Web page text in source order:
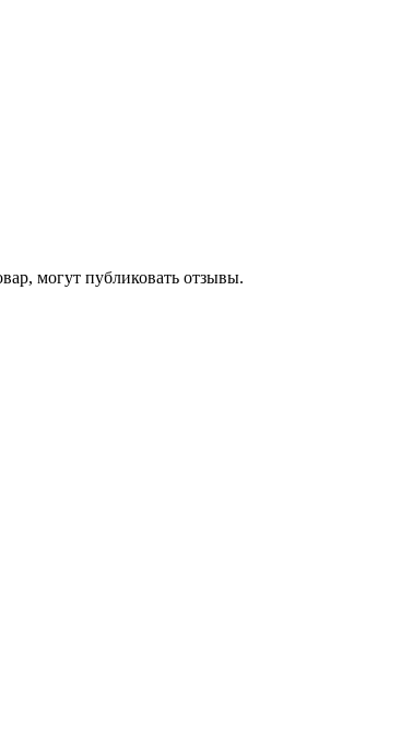
могут публиковать отзывы.